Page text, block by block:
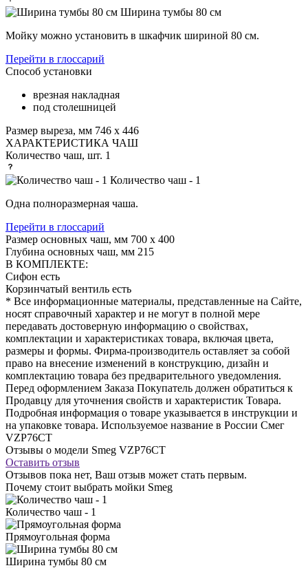
Ширина тумбы 80 см
Мойку можно установить в шкафчик шириной 80 см.
Перейти в глоссарий
Способ установки
врезная накладная
под столешницей
Размер выреза, мм 746 х 446
ХАРАКТЕРИСТИКА ЧАШ
Количество чаш, шт. 1
Количество чаш - 1
Одна полноразмерная чаша.
Перейти в глоссарий
Размер основных чаш, мм 700 х 400
Глубина основных чаш, мм 215
В КОМПЛЕКТЕ:
Сифон есть
Корзинчатый вентиль есть
* Все информационные материалы, представленные на Сайте,
носят справочный характер и не могут в полной мере
передавать достоверную информацию о свойствах,
комплектации и характеристиках товара, включая цвета,
размеры и формы. Фирма-производитель оставляет за собой
право на внесение изменений в конструкцию, дизайн и
комплектацию товара без предварительного уведомления.
Перед оформлением Заказа Покупатель должен обратиться к
Продавцу для уточнения свойств и характеристик Товара.
Подробная информация о товаре указывается в инструкции и
на упаковке товара. Используемое название в России Смег
VZP76CT
Отзывы о модели Smeg VZP76CT
Оставить отзыв
Отзывов пока нет, Ваш отзыв может стать первым.
Почему стоит выбрать мойки Smeg
Количество чаш - 1
Прямоугольная форма
Ширина тумбы 80 см